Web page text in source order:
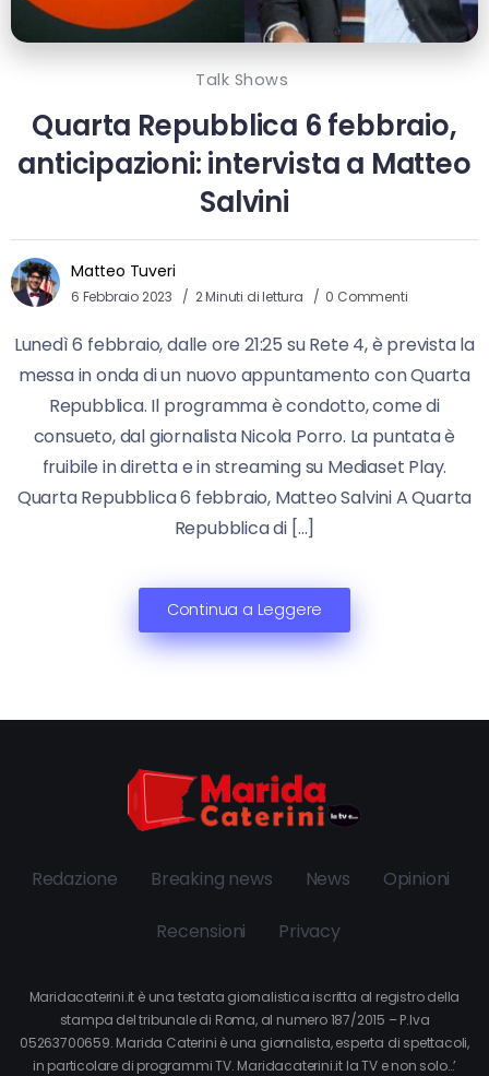
Talk Shows
Quarta Repubblica 6 febbraio,
anticipazioni: intervista a Matteo
Salvini
Matteo Tuveri
6 Febbraio 2023 2 Minuti di lettura 0 Commenti
Lunedì 6 febbraio, dalle ore 21:25 su Rete 4, è prevista la
messa in onda di un nuovo appuntamento con Quarta
Repubblica. Il programma è condotto, come di
consueto, dal giornalista Nicola Porro. La puntata è
fruibile in diretta e in streaming su Mediaset Play.
Quarta Repubblica 6 febbraio, Matteo Salvini A Quarta
Repubblica di […]
Continua a Leggere
Redazione Breaking news News Opinioni
Recensioni Privacy
Maridacaterini.it è una testata giornalistica iscritta al registro della
stampa del tribunale di Roma, al numero 187/2015 – P.Iva
05263700659. Marida Caterini è una giornalista, esperta di spettacoli,
in particolare di programmi TV. Maridacaterini.it la TV e non solo…’